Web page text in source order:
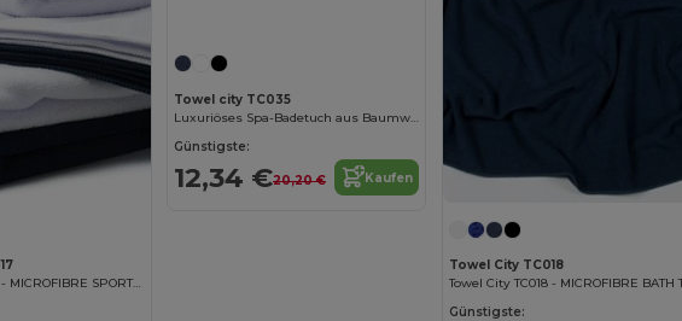
Towel City TC017 - MICROFIBRE SPORTS TOWEL
Towel city TC035
Günstigste:
12,34 €20,20 € Kaufen
Towel City TC018
Günstigste: